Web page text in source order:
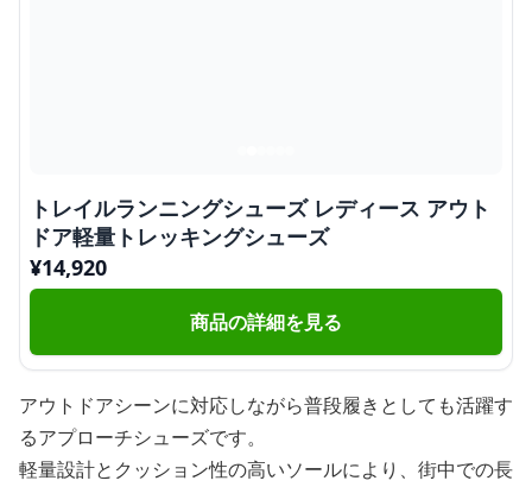
トレイルランニングシューズ レディース アウト
ドア軽量トレッキングシューズ
¥14,920
商品の詳細を見る
アウトドアシーンに対応しながら普段履きとしても活躍す
るアプローチシューズです。
軽量設計とクッション性の高いソールにより、街中での長